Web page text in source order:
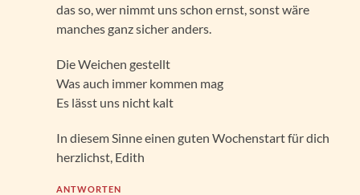
das so, wer nimmt uns schon ernst, sonst wäre
manches ganz sicher anders.
Die Weichen gestellt
Was auch immer kommen mag
Es lässt uns nicht kalt
In diesem Sinne einen guten Wochenstart für dich
herzlichst, Edith
ANTWORTEN